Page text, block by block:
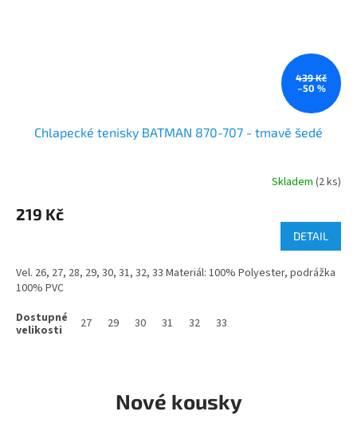
439 Kč
–50 %
Chlapecké tenisky BATMAN 870-707 - tmavě šedé
Skladem (2 ks)
219 Kč
DETAIL
Vel. 26, 27, 28, 29, 30, 31, 32, 33 Materiál: 100% Polyester, podrážka
100% PVC
27 29 30 31 32 33
Nové kousky